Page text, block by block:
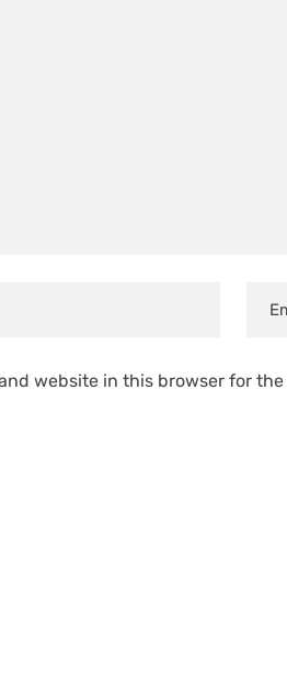
website in this browser for